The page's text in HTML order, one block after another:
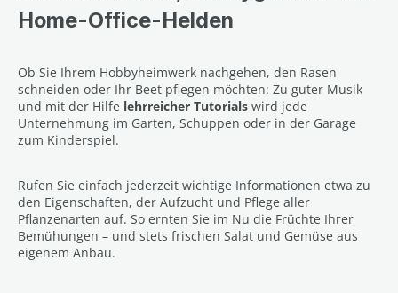
Home-Office-Helden
Ob Sie Ihrem Hobbyheimwerk nachgehen, den Rasen
schneiden oder Ihr Beet pflegen möchten: Zu guter Musik
und mit der Hilfe lehrreicher Tutorials wird jede
Unternehmung im Garten, Schuppen oder in der Garage
zum Kinderspiel.
Rufen Sie einfach jederzeit wichtige Informationen etwa zu
den Eigenschaften, der Aufzucht und Pflege aller
Pflanzenarten auf. So ernten Sie im Nu die Früchte Ihrer
Bemühungen – und stets frischen Salat und Gemüse aus
eigenem Anbau.